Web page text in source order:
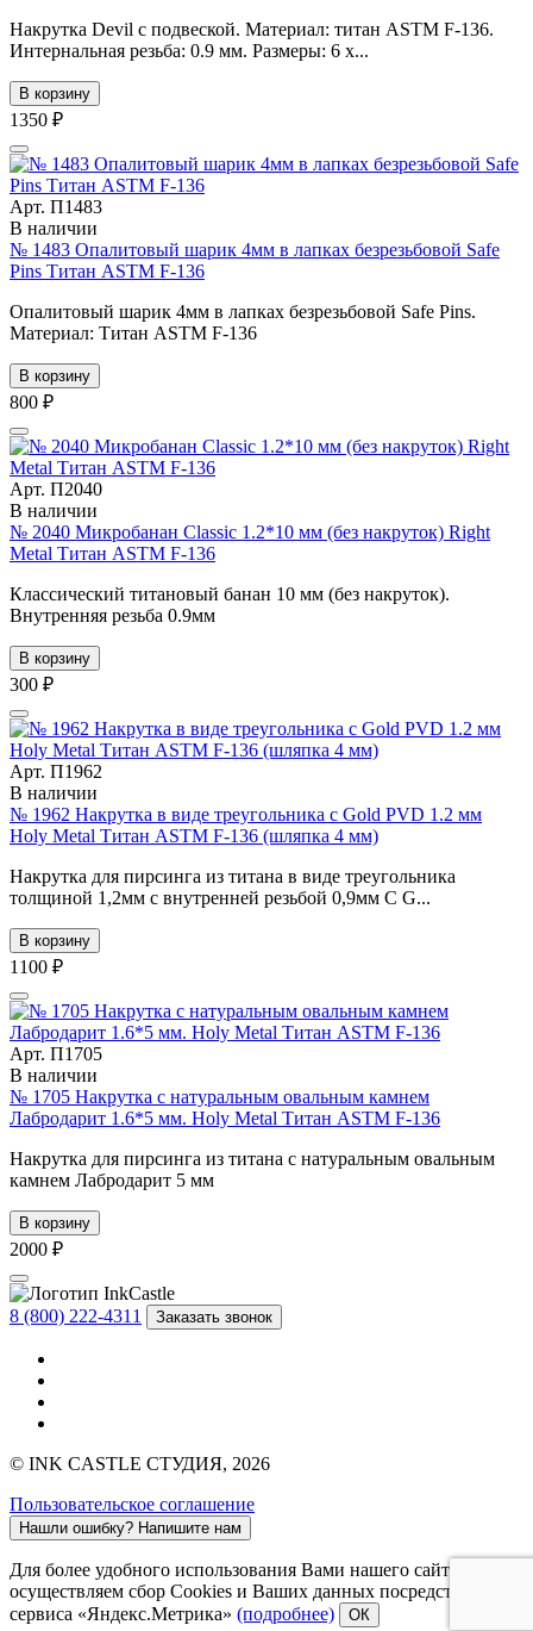
Накрутка Devil с подвеской. Материал: титан ASTM F-136.
Интернальная резьба: 0.9 мм. Размеры: 6 x...
В корзину
1350 ₽
Арт. П1483
В наличии
№ 1483 Опалитовый шарик 4мм в лапках безрезьбовой Safe
Pins Титан ASTM F-136
Опалитовый шарик 4мм в лапках безрезьбовой Safe Pins.
Материал: Титан ASTM F-136
В корзину
800 ₽
Арт. П2040
В наличии
№ 2040 Микробанан Classic 1.2*10 мм (без накруток) Right
Metal Титан ASTM F-136
Классический титановый банан 10 мм (без накруток).
Внутренняя резьба 0.9мм
В корзину
300 ₽
Арт. П1962
В наличии
№ 1962 Накрутка в виде треугольника с Gold PVD 1.2 мм
Holy Metal Титан ASTM F-136 (шляпка 4 мм)
Накрутка для пирсинга из титана в виде треугольника
толщиной 1,2мм с внутренней резьбой 0,9мм С G...
В корзину
1100 ₽
Арт. П1705
В наличии
№ 1705 Накрутка c натуральным овальным камнем
Лабродарит 1.6*5 мм. Holy Metal Титан ASTM F-136
Накрутка для пирсинга из титана c натуральным овальным
камнем Лабродарит 5 мм
В корзину
2000 ₽
8 (800) 222-4311 Заказать звонок
© INK CASTLE СТУДИЯ, 2026
Пользовательское соглашение
Нашли ошибку? Напишите нам
Для более удобного использования Вами нашего сайта мы
осуществляем сбор Cookies и Ваших данных посредством
сервиса «Яндекс.Метрика» (подробнее) ОК